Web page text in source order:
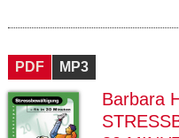
PDF MP3
Barbara